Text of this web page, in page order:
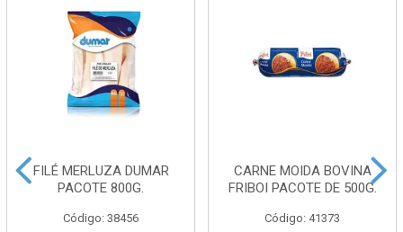
FILÉ MERLUZA DUMAR
PACOTE 800G.
Código: 38456
CARNE MOIDA BOVINA
FRIBOI PACOTE DE 500G.
Código: 41373